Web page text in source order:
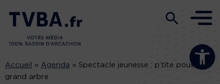
Ouvrir la
Accueil » Agenda » Spectacle jeunesse : p’tite pousse,
grand arbre